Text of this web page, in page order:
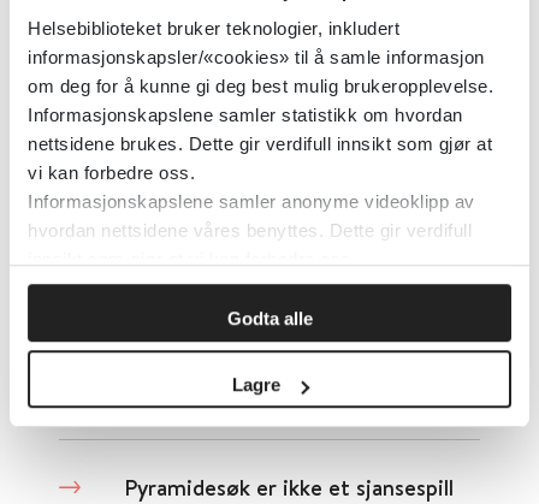
Helsebiblioteket bruker teknologier, inkludert
informasjonskapsler/«cookies» til å samle informasjon
om deg for å kunne gi deg best mulig brukeropplevelse.
Informasjonskapslene samler statistikk om hvordan
nettsidene brukes. Dette gir verdifull innsikt som gjør at
vi kan forbedre oss.
Informasjonskapslene samler anonyme videoklipp av
hvordan nettsidene våres benyttes. Dette gir verdifull
Godta alle
Lagre
Pulsoksymetri
The New England Journal of Medicine 2017
Detaljer
Pustestans - alt du vil vite om
obstruktiv søvnapné
Pyramidesøk er ikke et sjansespill